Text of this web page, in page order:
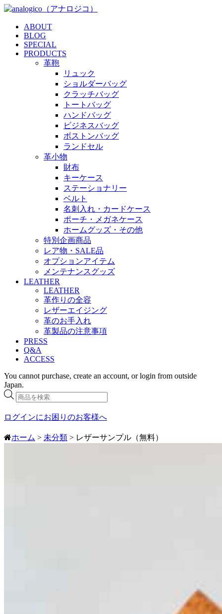
ABOUT
BLOG
SPECIAL
PRODUCTS
革鞄
リュック
ショルダーバッグ
クラッチバッグ
トートバッグ
ハンドバッグ
ビジネスバッグ
ボストンバッグ
ランドセル
革小物
財布
キーケース
ステーショナリー
ベルト
名刺入れ・カードケース
ポーチ・メガネケース
ホームグッズ・その他
特別企画商品
レア物・SALE品
オプションアイテム
メンテナンスグッズ
LEATHER
LEATHER
革作りの全容
レザーエイジング
革のお手入れ
革製品の注意事項
PRESS
Q&A
ACCESS
You cannot purchase, create an account, or login from outside
Japan.
商
品
検
ログインにお困りのお客様へ
ホーム > 未分類 > レザーサンプル（無料）